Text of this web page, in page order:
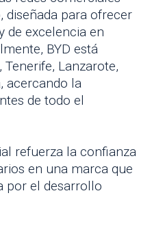
diseñada para ofrecer
de excelencia en
BYD está
Lanzarote,
acercando la
de todo el
refuerza la confianza
en una marca que
por el desarrollo